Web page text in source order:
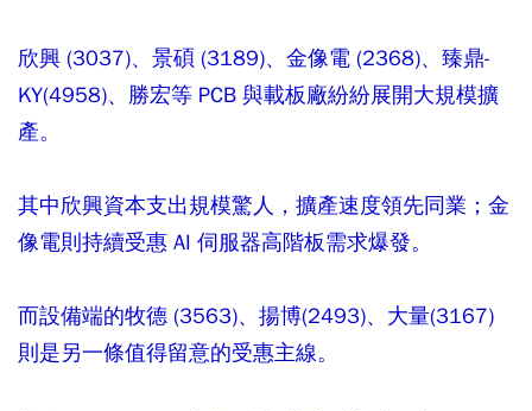
欣興 (3037)、景碩 (3189)、金像電 (2368)、臻鼎-
KY(4958)、勝宏等 PCB 與載板廠紛紛展開大規模擴
產。
其中欣興資本支出規模驚人，擴產速度領先同業；金
像電則持續受惠 AI 伺服器高階板需求爆發。
而設備端的牧德 (3563)、揚博(2493)、大量(3167)
則是另一條值得留意的受惠主線。